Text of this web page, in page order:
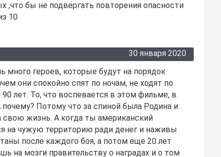
,что бы не подвергать повторения опасности
10
30 января 2020
героев, которые будут на порядок
они спокойно спят по ночам, не ходят по
лет. То, что воспевается в этом фильме, в
Потому что за спиной была Родина и
свою жизнь. А когда ты американский
на чужую территорию ради денег и наживы
после каждого боя, а потом еще 20 лет
на мозги правительству о наградах и о том